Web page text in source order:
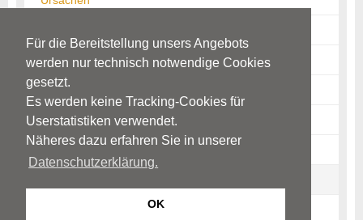
Für die Bereitstellung unsers Angebots
werden nur technisch notwendige Cookies
gesetzt.
Es werden keine Tracking-Cookies für
Userstatistiken verwendet.
Näheres dazu erfahren Sie in unserer
Datenschutzerklärung.
OK
Diagnostik
Krankheitsbild
Folgen
Prognose und Verlauf